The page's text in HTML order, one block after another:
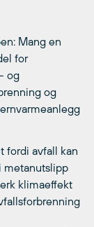
Mang en
for
og
og
fordi avfall kan
metanutslipp
klimaeffekt